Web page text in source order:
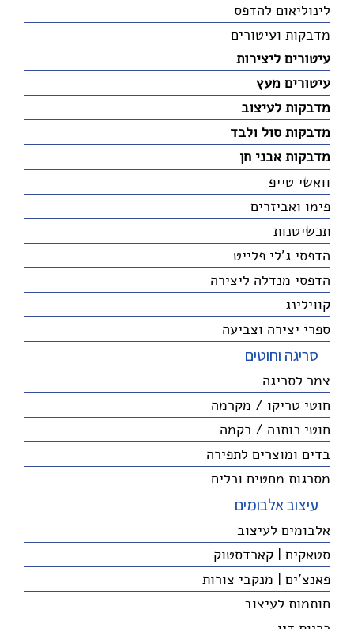
לינוליאום להדפס
מדבקות ועיטורים
עיטורים ליצירות
עיטורים מעץ
מדבקות לעיצוב
מדבקות סול ולבד
מדבקות אבני חן
וואשי טייפ
פימו ואביזרים
תכשיטנות
הדפסי ג'לי פלייט
הדפסי מנדלה ליצירה
קווילינג
ספרי יצירה וצביעה
סריגה וחוטים
צמר לסריגה
חוטי טריקו / מקרמה
חוטי כותנה / רקמה
בדים ומוצרים לתפירה
מסרגות מחטים וכלים
עיצוב אלבומים
אלבומים לעיצוב
סטאקים | קארדסטוק
פאנצ'ים | מנקבי צורות
חותמות לעיצוב